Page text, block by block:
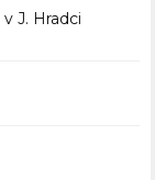
J. Hradci